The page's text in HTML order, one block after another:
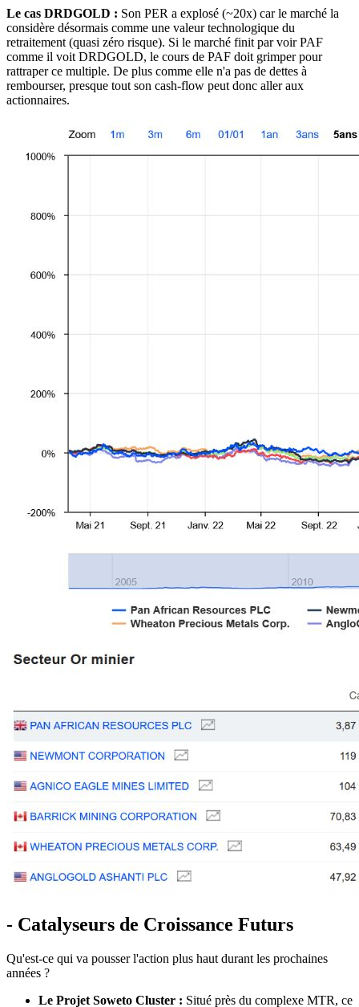
Le cas DRDGOLD : Son PER a explosé (~20x) car le marché la
considère désormais comme une valeur technologique du
retraitement (quasi zéro risque). Si le marché finit par voir PAF
comme il voit DRDGOLD, le cours de PAF doit grimper pour
rattraper ce multiple. De plus comme elle n'a pas de dettes à
rembourser, presque tout son cash-flow peut donc aller aux
actionnaires.
- Catalyseurs de Croissance Futurs
Qu'est-ce qui va pousser l'action plus haut durant les prochaines
années ?
Le Projet Soweto Cluster : Situé près du complexe MTR, ce